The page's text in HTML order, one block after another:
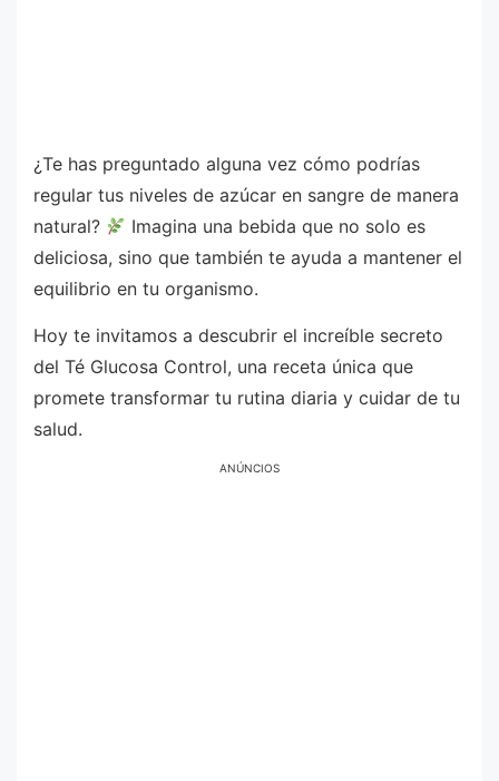
¿Te has preguntado alguna vez cómo podrías
regular tus niveles de azúcar en sangre de manera
natural?
Imagina una bebida que no solo es
deliciosa, sino que también te ayuda a mantener el
equilibrio en tu organismo.
Hoy te invitamos a descubrir el increíble secreto
del Té Glucosa Control, una receta única que
promete transformar tu rutina diaria y cuidar de tu
salud.
ANÚNCIOS